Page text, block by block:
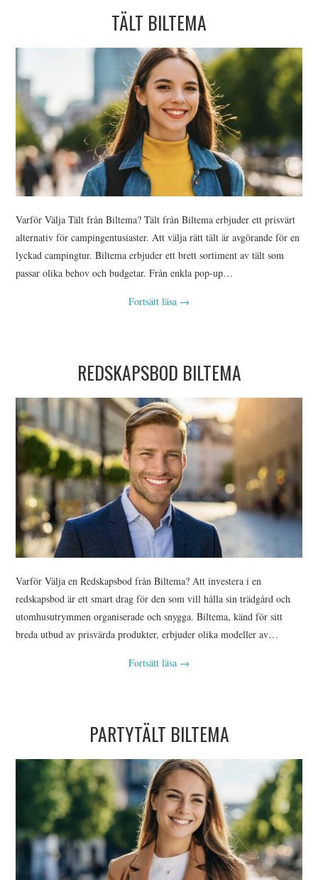
TÄLT BILTEMA
Varför Välja Tält från Biltema? Tält från Biltema erbjuder ett prisvärt
alternativ för campingentusiaster. Att välja rätt tält är avgörande för en
lyckad campingtur. Biltema erbjuder ett brett sortiment av tält som
passar olika behov och budgetar. Från enkla pop-up…
Fortsätt läsa →
REDSKAPSBOD BILTEMA
Varför Välja en Redskapsbod från Biltema? Att investera i en
redskapsbod är ett smart drag för den som vill hålla sin trädgård och
utomhusutrymmen organiserade och snygga. Biltema, känd för sitt
breda utbud av prisvärda produkter, erbjuder olika modeller av…
Fortsätt läsa →
PARTYTÄLT BILTEMA